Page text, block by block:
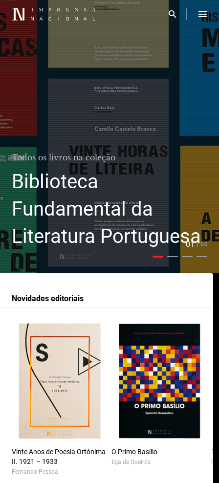
Todos os livros na coleção
Biblioteca
Fundamental da
Literatura Portuguesa
01/ 04
Novidades editoriais
Vinte Anos de Poesia Ortónima
II. 1921 – 1933
Fernando Pessoa
O Primo Basílio
Eça de Queirós